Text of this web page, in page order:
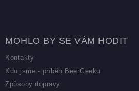
MOHLO BY SE VÁM HODIT
Kontakty
Kdo jsme - příběh BeerGeeku
Způsoby dopravy